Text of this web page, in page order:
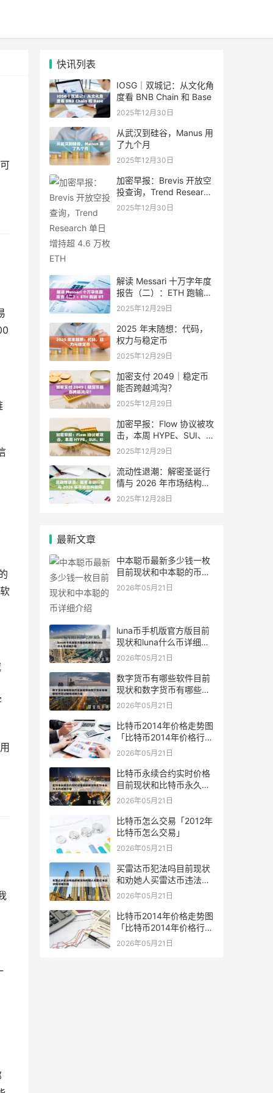
快讯列表
IOSG｜双城记：从文化角
度看 BNB Chain 和 Base
2025年12月30日
从武汉到硅谷，Manus 用
了九个月
2025年12月30日
加密早报：Brevis 开放空
投查询，Trend Research
单日增持超 4.6 万枚 ETH
2025年12月30日
解读 Messari 十万字年度
报告（二）：ETH 跑输
BTC，是边缘化还是定价
2025年12月29日
2025 年末随想：代码，
权力与稳定币
2025年12月29日
加密支付 2049｜稳定币
能否跨越鸿沟？
2025年12月29日
加密早报：Flow 协议被攻
击，本周 HYPE、SUI、
EIGEN 等代币将迎来大额
2025年12月29日
流动性退潮：解密圣诞行
情与 2026 年市场结构转
向
2025年12月28日
最新文章
中本聪币最新多少钱一枚
目前现状和中本聪的币详
细介绍
2026年05月21日
luna币手机版官方版目前
现状和luna什么币详细介
绍
2026年05月21日
数字货币有哪些软件目前
现状和数字货币有哪些软
件可以赚钱详细介绍
2026年05月21日
比特币2014年价格走势图
「比特币2014年价格行
情」
2026年05月21日
比特币永续合约实时价格
目前现状和比特币永久合
约详细介绍
2026年05月21日
比特币怎么交易「2012年
比特币怎么交易」
2026年05月21日
买雷达币犯法吗目前现状
和劝她人买雷达币违法吗
详细介绍
2026年05月21日
比特币2014年价格走势图
「比特币2014年价格行
情」
2026年05月21日